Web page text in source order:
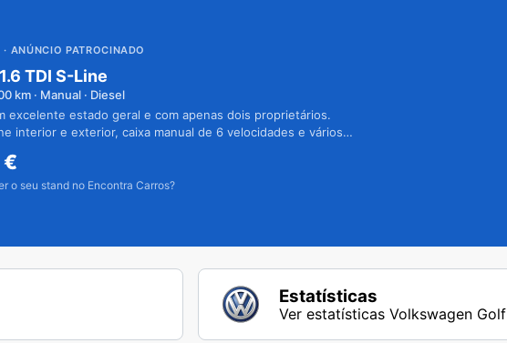
· ANÚNCIO PATROCINADO
TDI S-Line
km · Manual · Diesel
excelente estado geral e com apenas dois proprietários.
interior e exterior, caixa manual de 6 velocidades e vários
€
o seu stand no Encontra Carros?
Estatísticas
Ver estatísticas Volkswagen Golf